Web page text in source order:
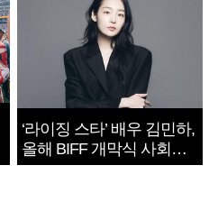
‘라이징 스타’ 배우 김민하,
올해 BIFF 개막식 사회자
확정